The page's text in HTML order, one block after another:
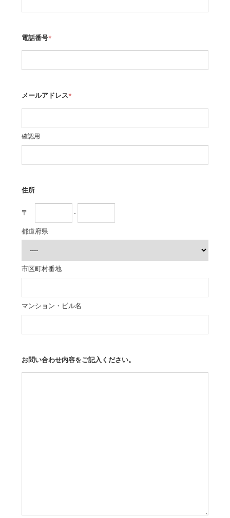
電話番号*
メールアドレス*
確認用
住所
〒 -
都道府県
市区町村番地
マンション・ビル名
お問い合わせ内容をご記入ください。